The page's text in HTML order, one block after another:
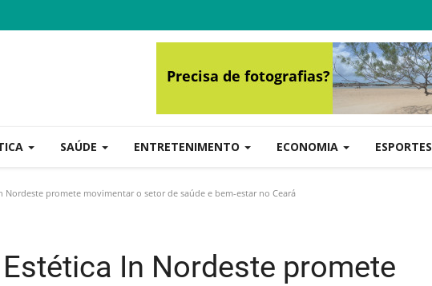
SAÚDE ENTRETENIMENTO ECONOMIA ESPORTES
Nordeste promete movimentar o setor de saúde e bem-estar no Ceará
In Nordeste promete